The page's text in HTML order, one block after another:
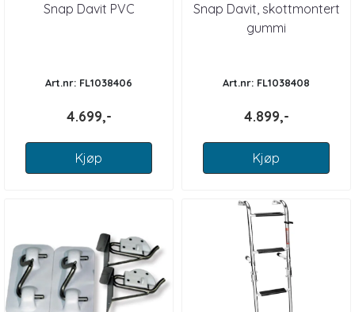
Snap Davit PVC
Art.nr: FL1038406
4.699,-
Kjøp
Snap Davit, skottmontert
gummi
Art.nr: FL1038408
4.899,-
Kjøp